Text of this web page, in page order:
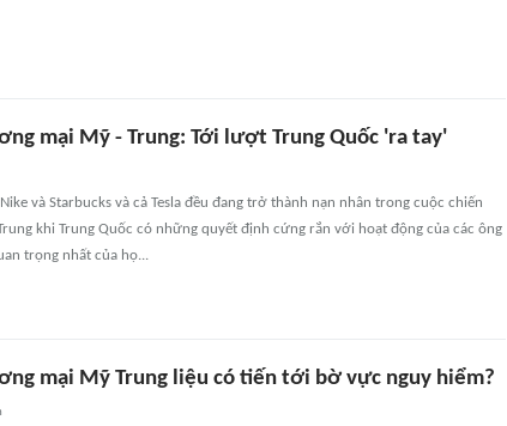
mại Mỹ - Trung: Tới lượt Trung Quốc 'ra tay'
và Starbucks và cả Tesla đều đang trở thành nạn nhân trong cuộc chiến
khi Trung Quốc có những quyết định cứng rắn với hoạt động của các ông
trọng nhất của họ...
mại Mỹ Trung liệu có tiến tới bờ vực nguy hiểm?